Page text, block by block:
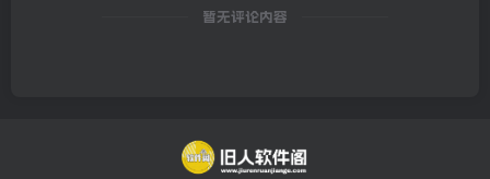
暂无评论内容